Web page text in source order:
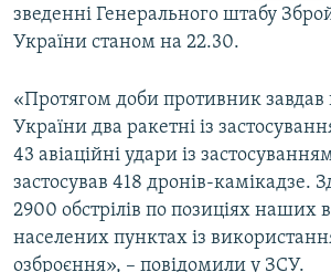
зведенні Генерального штабу
України станом на 22.30.
«Протягом доби противник завдав
України два ракетні із
43 авіаційні удари із
застосував 418 дронів-камікадзе.
2900 обстрілів по позиціях наших
населених пунктах із
озброєння», – повідомили у ЗСУ.